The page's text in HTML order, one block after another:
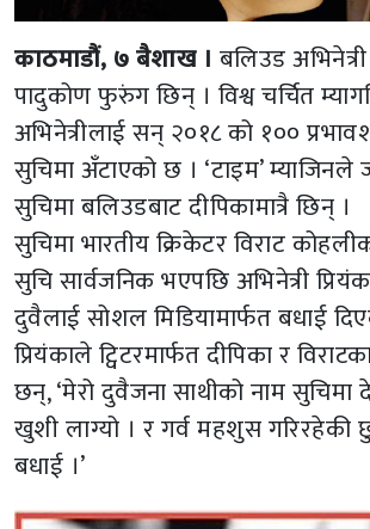
काठमाडौं, ७ बैशाख । बलिउड
पादुकोण फुरुंग छिन् । विश्व चर्चित
अभिनेत्रीलाई सन् २०१८ को १००
सुचिमा अँटाएको छ । ‘टाइम’ म्याजिनले
सुचिमा बलिउडबाट दीपिकामात्रै छिन् ।
सुचिमा भारतीय क्रिकेटर विराट
सुचि सार्वजनिक भएपछि अभिनेत्री
दुवैलाई सोशल मिडियामार्फत बधाई
प्रियंकाले ट्विटरमार्फत दीपिका र
छन्, ‘मेरो दुवैजना साथीको नाम
खुशी लाग्यो । र गर्व महशुस गरिरहेकी
बधाई ।’